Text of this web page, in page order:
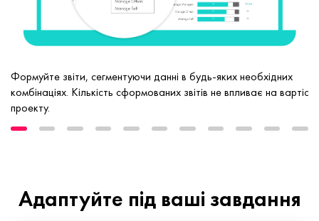
Формуйте звіти, сегментуючи данні в будь-яких необхідних
комбінаціях. Кількість сформованих звітів не впливає на вартість
проекту.
Адаптуйте під ваші завдання